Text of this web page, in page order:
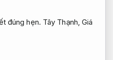
đúng hẹn. Tây Thạnh,Giá